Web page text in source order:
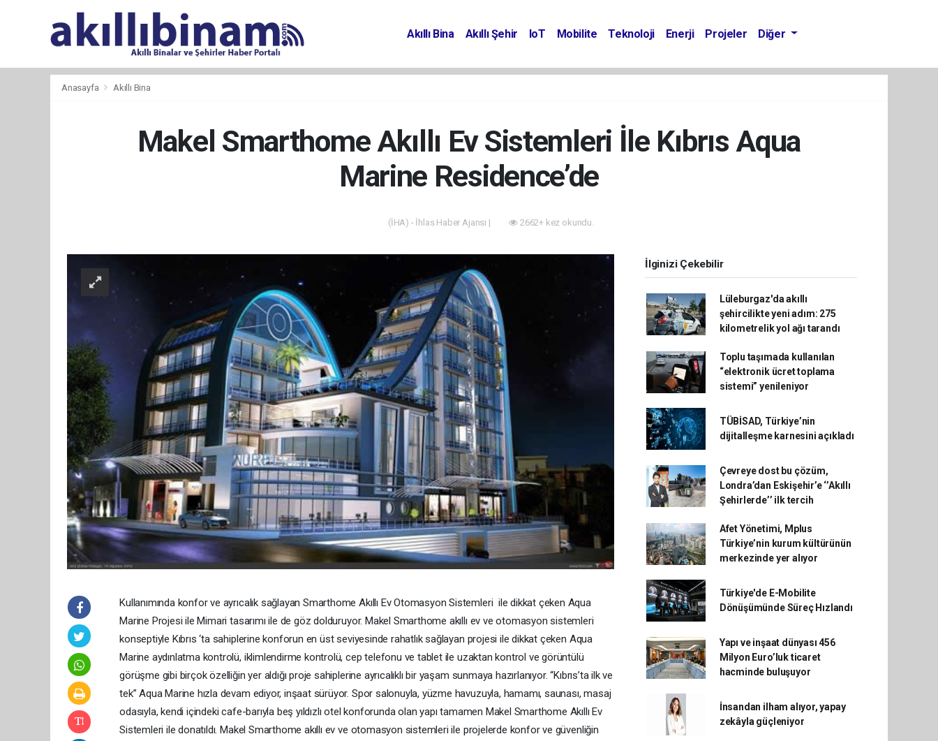
Akıllı Bina Akıllı Şehir IoT Mobilite Teknoloji Enerji Projeler Diğer
Anasayfa Akıllı Bina
Makel Smarthome Akıllı Ev Sistemleri İle Kıbrıs Aqua
Marine Residence’de
(İHA) - İhlas Haber Ajansı | 2662+ kez okundu.
Kullanımında konfor ve ayrıcalık sağlayan Smarthome Akıllı Ev Otomasyon Sistemleri ile dikkat çeken Aqua
Marine Projesi ile Mimari tasarımı ile de göz dolduruyor. Makel Smarthome akıllı ev ve otomasyon sistemleri
konseptiyle Kıbrıs ‘ta sahiplerine konforun en üst seviyesinde rahatlık sağlayan projesi ile dikkat çeken Aqua
Marine aydınlatma kontrolü, iklimlendirme kontrolü, cep telefonu ve tablet ile uzaktan kontrol ve görüntülü
görüşme gibi birçok özelliğin yer aldığı proje sahiplerine ayrıcalıklı bir yaşam sunmaya hazırlanıyor. “Kıbrıs’ta ilk ve
tek” Aqua Marine hızla devam ediyor, inşaat sürüyor. Spor salonuyla, yüzme havuzuyla, hamamı, saunası, masaj
odasıyla, kendi içindeki cafe-barıyla beş yıldızlı otel konforunda olan yapı tamamen Makel Smarthome Akıllı Ev
Sistemleri ile donatıldı. Makel Smarthome akıllı ev ve otomasyon sistemleri ile projelerde konfor ve güvenliğin
İlginizi Çekebilir
Lüleburgaz'da akıllı
şehircilikte yeni adım: 275
kilometrelik yol ağı tarandı
Toplu taşımada kullanılan
“elektronik ücret toplama
sistemi” yenileniyor
TÜBİSAD, Türkiye’nin
dijitalleşme karnesini açıkladı
Çevreye dost bu çözüm,
Londra’dan Eskişehir’e ‘’Akıllı
Şehirlerde’’ ilk tercih
Afet Yönetimi, Mplus
Türkiye’nin kurum kültürünün
merkezinde yer alıyor
Türkiye'de E-Mobilite
Dönüşümünde Süreç Hızlandı
Yapı ve inşaat dünyası 456
Milyon Euro’luk ticaret
hacminde buluşuyor
İnsandan ilham alıyor, yapay
zekâyla güçleniyor